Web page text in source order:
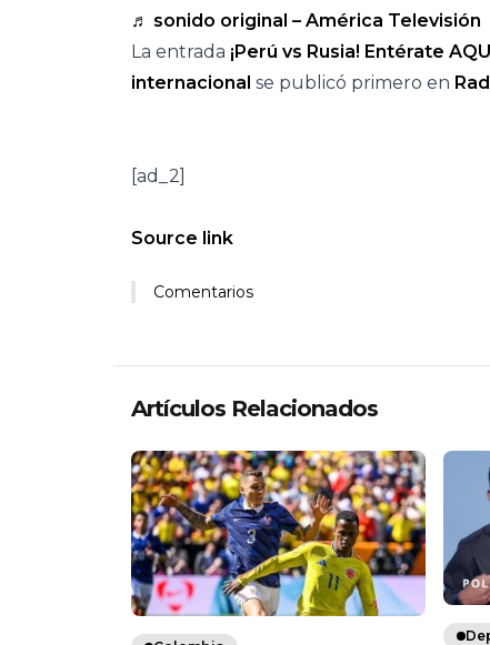
♬ sonido original – América Televisión
La entrada ¡Perú vs Rusia! Entérate
internacional se publicó primero en
[ad_2]
Source link
Comentarios
Artículos Relacionados